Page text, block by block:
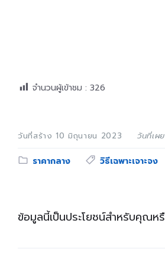
จำนวนผู้เข้าชม : 326
วันที่สร้าง 10 มิถุนายน 2023 วันที่เผ
Category:
ราคากลาง Tags:
วิธีเฉพาะเจาะจง
ข้อมูลนี้เป็นประโยชน์สำหรับคุณห